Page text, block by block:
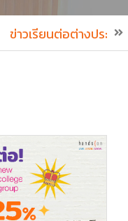
ข่าวเรียนต่อต่างประเทศ